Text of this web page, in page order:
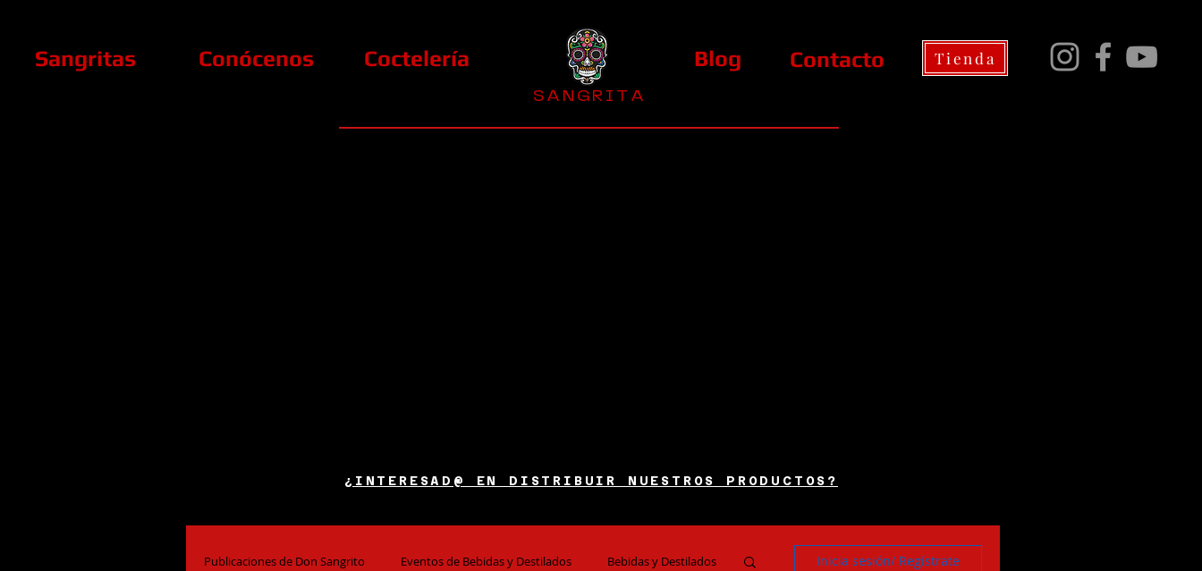
Sangritas Conócenos Coctelería Blog Contacto Tienda
S A N G R I T A
¿INTERESAD@ EN DISTRIBUIR NUESTROS PRODUCTOS?
Publicaciones de Don Sangrito Eventos de Bebidas y Destilados Bebidas y Destilados Inicia sesión/ Regístrate